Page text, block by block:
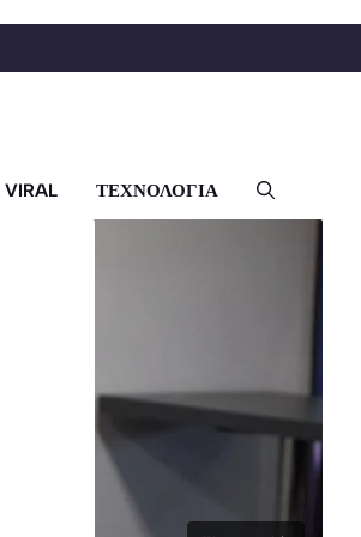
VIRAL ΤΕΧΝΟΛΟΓΙΑ